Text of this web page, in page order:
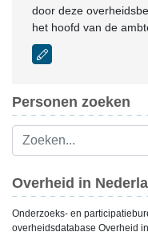
door deze
het hoofd van de
Personen zoeken
Overheid in
Onderzoeks- en
overheidsdatabase Overheid